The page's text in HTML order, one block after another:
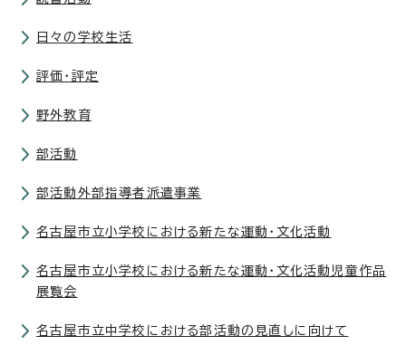
日々の学校生活
評価・評定
野外教育
部活動
部活動外部指導者派遣事業
名古屋市立小学校における新たな運動・文化活動
名古屋市立小学校における新たな運動・文化活動児童作品
展覧会
名古屋市立中学校における部活動の見直しに向けて